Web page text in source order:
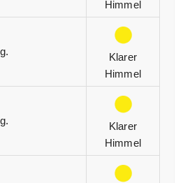
Himmel
Klarer
Himmel
Klarer
Himmel